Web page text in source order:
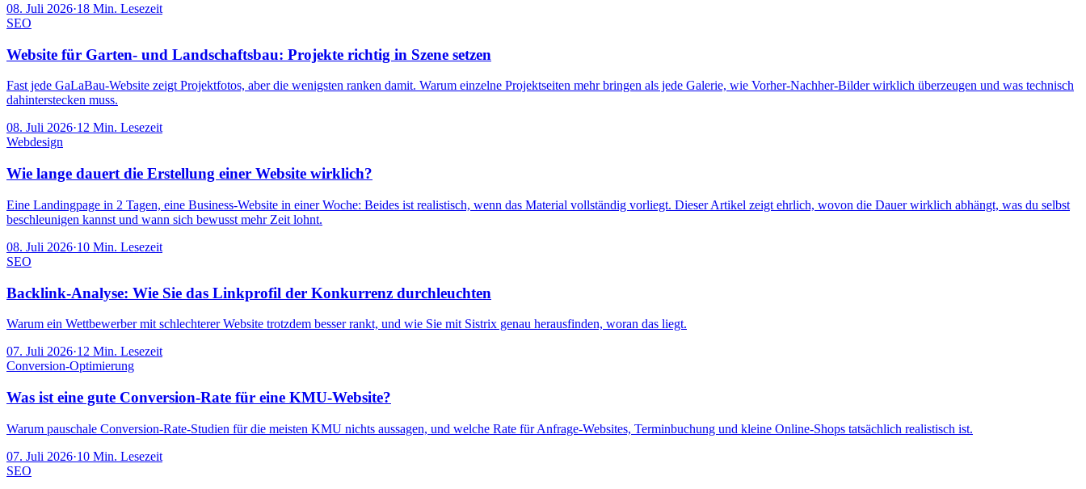
08. Juli 2026·18 Min. Lesezeit
SEO
Website für Garten- und Landschaftsbau: Projekte richtig in Szene setzen
Fast jede GaLaBau-Website zeigt Projektfotos, aber die wenigsten ranken damit. Warum einzelne Projektseiten mehr bringen als jede Galerie, wie Vorher-Nachher-Bilder wirklich überzeugen und was technisch
dahinterstecken muss.
08. Juli 2026·12 Min. Lesezeit
Webdesign
Wie lange dauert die Erstellung einer Website wirklich?
Eine Landingpage in 2 Tagen, eine Business-Website in einer Woche: Beides ist realistisch, wenn das Material vollständig vorliegt. Dieser Artikel zeigt ehrlich, wovon die Dauer wirklich abhängt, was du selbst
beschleunigen kannst und wann sich bewusst mehr Zeit lohnt.
08. Juli 2026·10 Min. Lesezeit
SEO
Backlink-Analyse: Wie Sie das Linkprofil der Konkurrenz durchleuchten
Warum ein Wettbewerber mit schlechterer Website trotzdem besser rankt, und wie Sie mit Sistrix genau herausfinden, woran das liegt.
07. Juli 2026·12 Min. Lesezeit
Conversion-Optimierung
Was ist eine gute Conversion-Rate für eine KMU-Website?
Warum pauschale Conversion-Rate-Studien für die meisten KMU nichts aussagen, und welche Rate für Anfrage-Websites, Terminbuchung und kleine Online-Shops tatsächlich realistisch ist.
07. Juli 2026·10 Min. Lesezeit
SEO